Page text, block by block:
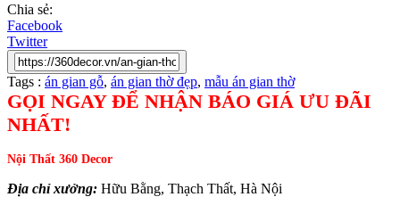
Chia sẻ:
Facebook
Twitter
Tags : án gian gỗ, án gian thờ đẹp, mẫu án gian thờ
GỌI NGAY ĐỂ NHẬN BÁO GIÁ ƯU ĐÃI
NHẤT!
Nội Thất 360 Decor
Địa chỉ xưởng: Hữu Bằng, Thạch Thất, Hà Nội